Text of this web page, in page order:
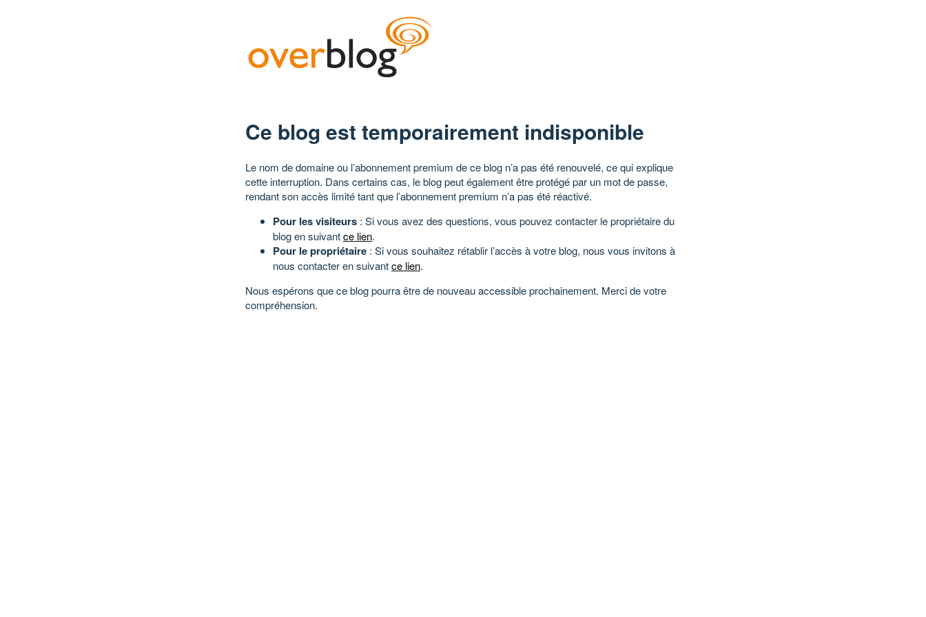
Ce blog est temporairement indisponible
Le nom de domaine ou l’abonnement premium de ce blog n’a pas été renouvelé, ce qui explique
cette interruption. Dans certains cas, le blog peut également être protégé par un mot de passe,
rendant son accès limité tant que l’abonnement premium n’a pas été réactivé.
Pour les visiteurs : Si vous avez des questions, vous pouvez contacter le propriétaire du
blog en suivantce lien.
Pour le propriétaire : Si vous souhaitez rétablir l’accès à votre blog, nous vous invitons à
nous contacter en suivantce lien.
Nous espérons que ce blog pourra être de nouveau accessible prochainement. Merci de votre
compréhension.